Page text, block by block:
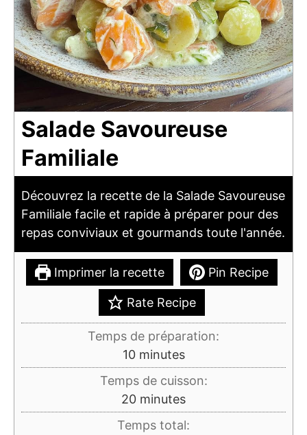
Salade Savoureuse
Familiale
Découvrez la recette de la Salade Savoureuse
Familiale facile et rapide à préparer pour des
repas conviviaux et gourmands toute l'année.
Imprimer la recette Pin Recipe
Rate Recipe
Temps de préparation:
10minutes
minutes
Temps de cuisson:
20minutes
minutes
Temps total: